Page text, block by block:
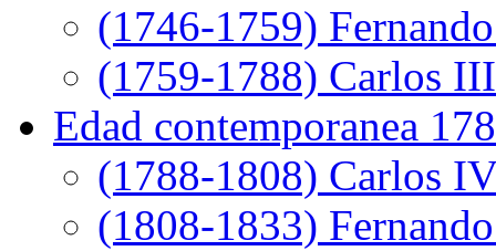
(1746-1759)
(1759-1788) Carlos III
Edad contemporanea
(1788-1808) Carlos
(1808-1833)